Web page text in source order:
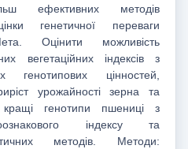
ефективних методів
генетичної переваги
Оцінити можливість
вегетаційних індексів з
генотипових цінностей,
урожайності зерна та
кращі генотипи пшениці з
індексу та
методів. Методи: